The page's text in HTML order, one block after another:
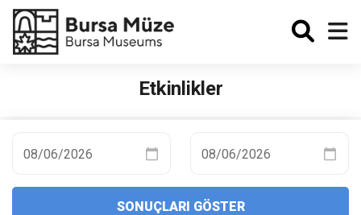
Enabled
Etkinlikler
SONUÇLARI GÖSTER